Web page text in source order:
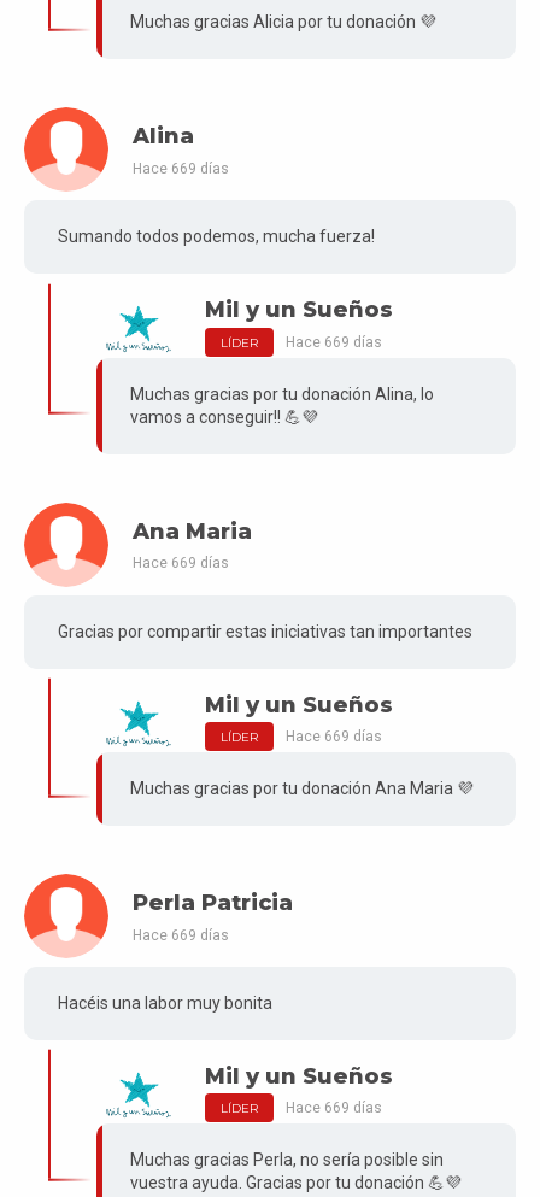
Muchas gracias Alicia por tu donación 💜
Alina
Hace 669 días
Sumando todos podemos, mucha fuerza!
Mil y un Sueños
LÍDER Hace 669 días
Muchas gracias por tu donación Alina, lo
vamos a conseguir!! 💪💜
Ana Maria
Hace 669 días
Gracias por compartir estas iniciativas tan importantes
Mil y un Sueños
LÍDER Hace 669 días
Muchas gracias por tu donación Ana Maria 💜
Perla Patricia
Hace 669 días
Hacéis una labor muy bonita
Mil y un Sueños
LÍDER Hace 669 días
Muchas gracias Perla, no sería posible sin
vuestra ayuda. Gracias por tu donación 💪💜